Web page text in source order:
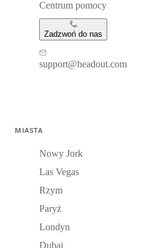
Centrum pomocy
Zadzwoń do nas
support@headout.com
MIASTA
Nowy Jork
Las Vegas
Rzym
Paryż
Londyn
Dubaj